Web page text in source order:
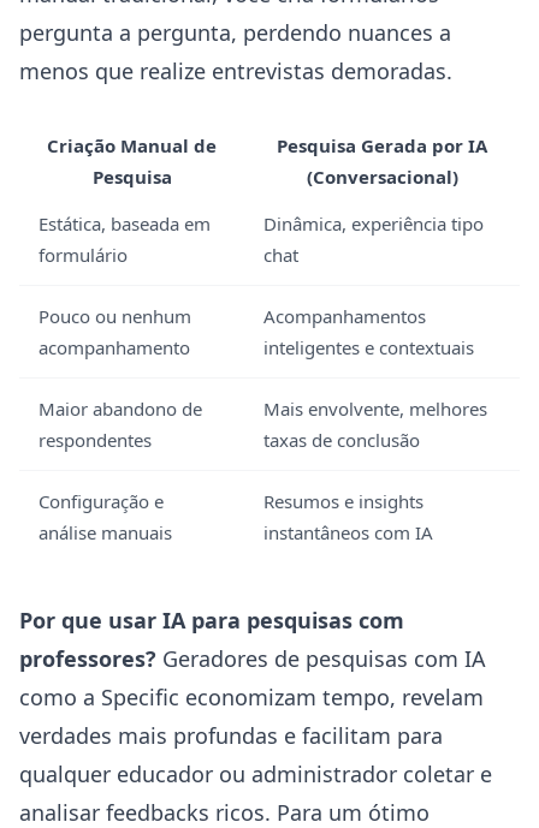
pergunta a pergunta, perdendo nuances a
menos que realize entrevistas demoradas.
Criação Manual de
Pesquisa
Pesquisa Gerada por IA
(Conversacional)
Estática, baseada em
formulário
Dinâmica, experiência tipo
chat
Pouco ou nenhum
acompanhamento
Acompanhamentos
inteligentes e contextuais
Maior abandono de
respondentes
Mais envolvente, melhores
taxas de conclusão
Configuração e
análise manuais
Resumos e insights
instantâneos com IA
Por que usar IA para pesquisas com
professores? Geradores de pesquisas com IA
como a Specific economizam tempo, revelam
verdades mais profundas e facilitam para
qualquer educador ou administrador coletar e
analisar feedbacks ricos. Para um ótimo